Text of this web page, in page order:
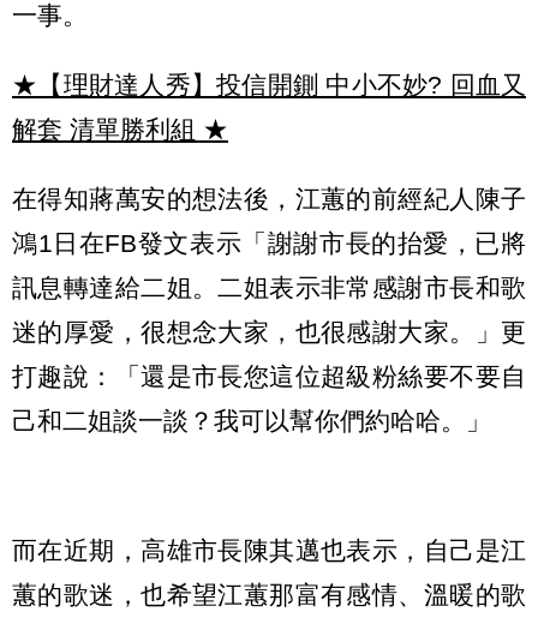
一事。
★【理財達人秀】投信開鍘 中小不妙? 回血又
解套 清單勝利組 ★
在得知蔣萬安的想法後，江蕙的前經紀人陳子
鴻1日在FB發文表示「謝謝市長的抬愛，已將
訊息轉達給二姐。二姐表示非常感謝市長和歌
迷的厚愛，很想念大家，也很感謝大家。」更
打趣說：「還是市長您這位超級粉絲要不要自
己和二姐談一談？我可以幫你們約哈哈。」
而在近期，高雄市長陳其邁也表示，自己是江
蕙的歌迷，也希望江蕙那富有感情、溫暖的歌